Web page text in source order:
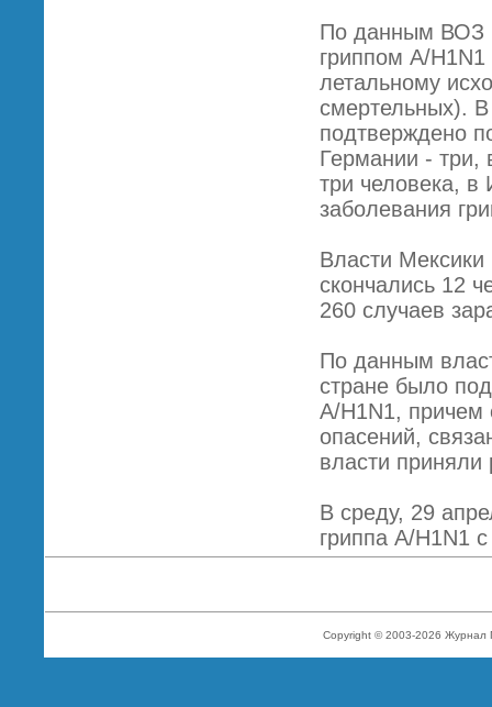
По данным ВОЗ
гриппом A/
летальному
смертельных).
подтверждено
Германии - три,
три человека, в
заболевания
Власти Мексики
скончались 12
260 случаев
По данным
стране было
A/H1N1, причем
опасений,
власти приняли
В среду, 29
гриппа A/H1N1
Copyright © 2003-2026 Журнал